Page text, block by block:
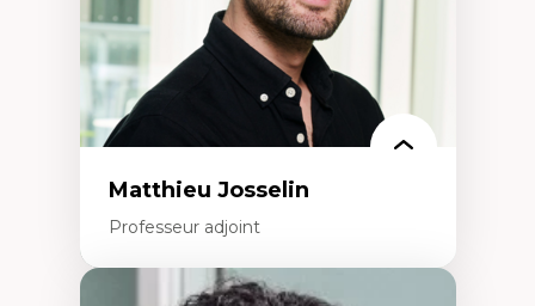
Collaboration avec des entreprises
pharmaceutiques
Rédaction de publications et de rapports
politiques
Enseignement et mentorat
Matthieu Josselin
Professeur adjoint